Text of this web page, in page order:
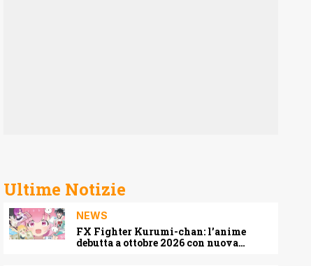
Ultime Notizie
NEWS
FX Fighter Kurumi-chan: l’anime
debutta a ottobre 2026 con nuova